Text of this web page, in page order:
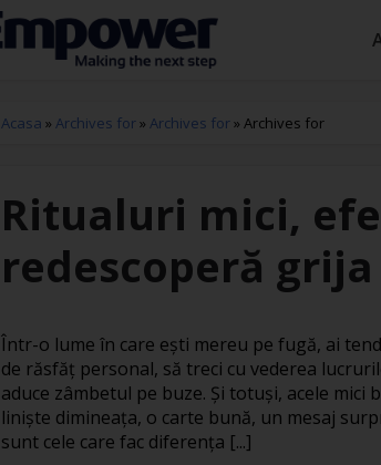
Acasa » Archives for» Archives for» Archives for
Ritualuri mici,
redescoperă
Într-o lume în care ești mereu pe fugă, ai
de răsfăț personal, să treci cu vederea
aduce zâmbetul pe buze. Și totuși, acele mici
liniște dimineața, o carte bună, un mesaj
sunt cele care fac diferența [...]